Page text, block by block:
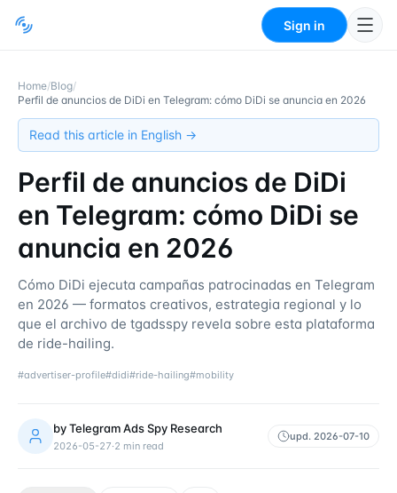
Sign in
Home/Blog/
Perfil de anuncios de DiDi en Telegram: cómo DiDi se anuncia en 2026
Read this article in English →
Perfil de anuncios de DiDi
en Telegram: cómo DiDi se
anuncia en 2026
Cómo DiDi ejecuta campañas patrocinadas en Telegram
en 2026 — formatos creativos, estrategia regional y lo
que el archivo de tgadsspy revela sobre esta plataforma
de ride-hailing.
#advertiser-profile#didi#ride-hailing#mobility
byTelegram Ads Spy Research
2026-05-27·2 min read
upd. 2026-07-10